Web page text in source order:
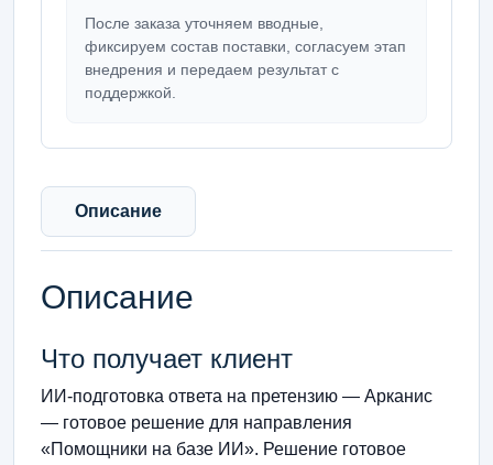
После заказа уточняем вводные,
фиксируем состав поставки, согласуем этап
внедрения и передаем результат с
поддержкой.
Описание
Описание
Что получает клиент
ИИ-подготовка ответа на претензию — Арканис
— готовое решение для направления
«Помощники на базе ИИ». Решение готовое